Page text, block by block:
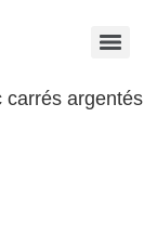
carrés argentés